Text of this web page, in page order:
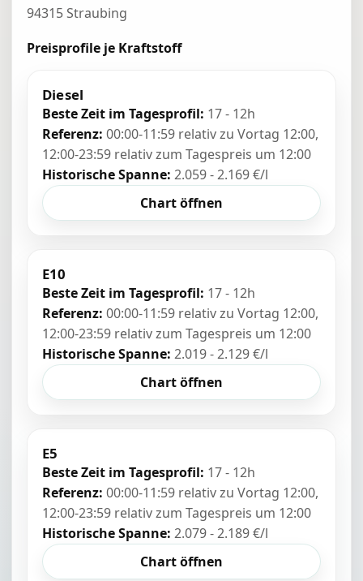
94315 Straubing
Preisprofile je Kraftstoff
Diesel
Beste Zeit im Tagesprofil: 17 - 12h
Referenz: 00:00-11:59 relativ zu Vortag 12:00,
12:00-23:59 relativ zum Tagespreis um 12:00
Historische Spanne: 2.059 - 2.169 €/l
Chart öffnen
E10
Beste Zeit im Tagesprofil: 17 - 12h
Referenz: 00:00-11:59 relativ zu Vortag 12:00,
12:00-23:59 relativ zum Tagespreis um 12:00
Historische Spanne: 2.019 - 2.129 €/l
Chart öffnen
E5
Beste Zeit im Tagesprofil: 17 - 12h
Referenz: 00:00-11:59 relativ zu Vortag 12:00,
12:00-23:59 relativ zum Tagespreis um 12:00
Historische Spanne: 2.079 - 2.189 €/l
Chart öffnen